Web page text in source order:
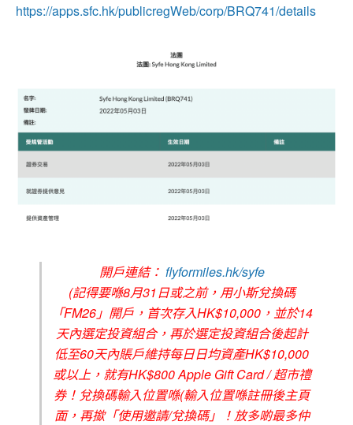
https://apps.sfc.hk/publicregWeb/corp/BRQ741/details
開戶連結： flyformiles.hk/syfe
(記得要喺8月31日或之前，用小斯兌換碼
「FM26」開戶，首次存入HK$10,000，並於14
天內選定投資組合，再於選定投資組合後起計
低至60天內賬戶維持每日日均資產HK$10,000
或以上，就有HK$800 Apple Gift Card / 超市禮
券！兌換碼輸入位置喺(輸入位置喺註冊後主頁
面，再撳「使用邀請/兌換碼」！放多啲最多仲